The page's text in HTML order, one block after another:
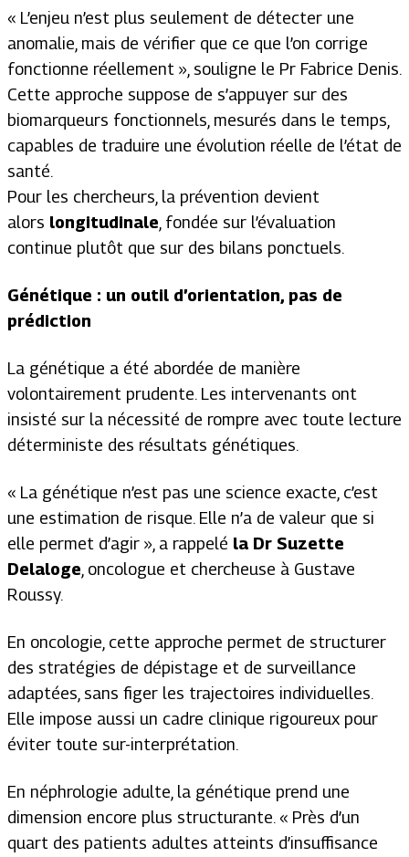
« L’enjeu n’est plus seulement de détecter une
anomalie, mais de vérifier que ce que l’on corrige
fonctionne réellement », souligne le Pr Fabrice Denis.
Cette approche suppose de s’appuyer sur des
biomarqueurs fonctionnels, mesurés dans le temps,
capables de traduire une évolution réelle de l’état de
santé.
Pour les chercheurs, la prévention devient
alors longitudinale , fondée sur l’évaluation
continue plutôt que sur des bilans ponctuels.
Génétique : un outil d’orientation, pas de
prédiction
La génétique a été abordée de manière
volontairement prudente. Les intervenants ont
insisté sur la nécessité de rompre avec toute lecture
déterministe des résultats génétiques.
« La génétique n’est pas une science exacte, c’est
une estimation de risque. Elle n’a de valeur que si
elle permet d’agir », a rappelé la Dr Suzette
Delaloge , oncologue et chercheuse à Gustave
Roussy.
En oncologie, cette approche permet de structurer
des stratégies de dépistage et de surveillance
adaptées, sans figer les trajectoires individuelles.
Elle impose aussi un cadre clinique rigoureux pour
éviter toute sur-interprétation.
En néphrologie adulte, la génétique prend une
dimension encore plus structurante. « Près d’un
quart des patients adultes atteints d’insuffisance